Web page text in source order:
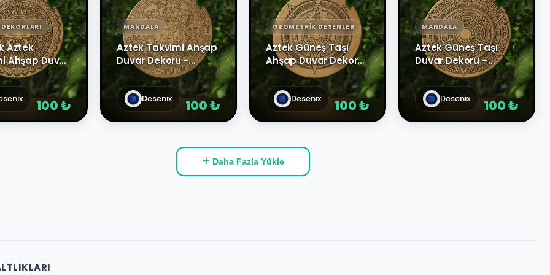
Aztek
Ahşap Duvar
- Mistik Maya
100 ₺
MANDALA
Aztek Takvimi Ahşap
Duvar Dekoru -
Piedra del Sol Güneş
Taşı Lazer Kesim
PanoDesenix 100 ₺
GEOMETRIK DESENLER
Aztek Güneş Taşı
Ahşap Duvar Dekoru
- Lazer Kesim Etnik
Duvar Sanatı
Desenix 100 ₺
MANDALA
Aztek Güneş Taşı
Duvar Dekoru –
Ahşap Lazer Kesim
Tablo
Desenix 100 ₺
Daha Fazla Yükle